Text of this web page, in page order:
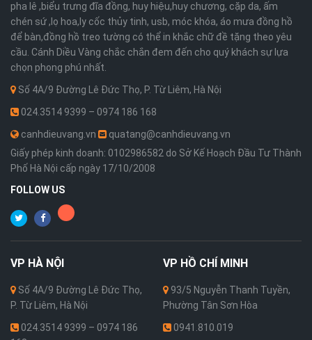
pha lê ,biểu trưng đĩa đồng, huy hiệu,huy chương, cặp da, ấm
chén sứ ,lọ hoa,ly cốc thủy tinh, usb, móc khóa, áo mưa đồng hồ
để bàn,đồng hồ treo tường có thể in khắc chữ đề tặng theo yêu
cầu. Cánh Diều Vàng chắc chắn đem đến cho quý khách sự lựa
chọn phong phú nhất.
Số 4A/9 Đường Lê Đức Thọ, P. Từ Liêm, Hà Nội
024.3514 9399 – 0974 186 168
canhdieuvang.vn
quatang@canhdieuvang.vn
Giấy phép kinh doanh: 0102986582 do Sở Kế Hoạch Đầu Tư Thành
Phố Hà Nội cấp ngày 17/10/2008
FOLLOW US
VP HÀ NỘI
Số 4A/9 Đường Lê Đức Thọ,
P. Từ Liêm, Hà Nội
024.3514 9399 – 0974 186
VP HỒ CHÍ MINH
93/5 Nguyễn Thanh Tuyền,
Phường Tân Sơn Hòa
0941.810.019